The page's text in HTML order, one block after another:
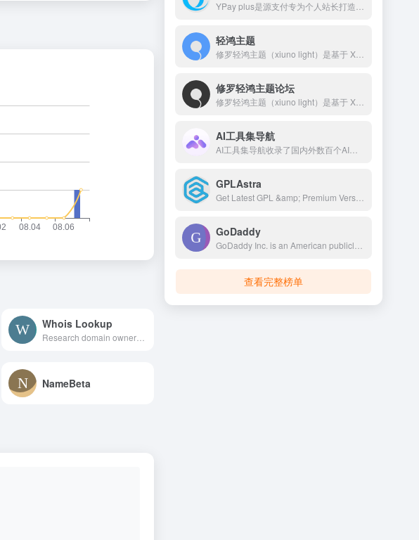
Whois Lookup
NameBeta
轻鸿主题
修罗轻鸿主题论坛
AI工具集导航
GPLAstra
GoDaddy
查看完整榜单